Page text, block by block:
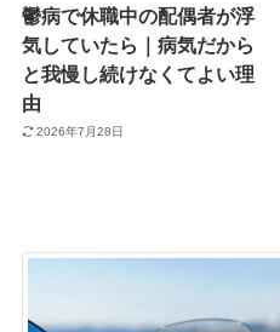
鬱病で休職中の配偶者が浮
気していたら｜病気だから
と我慢し続けなくてよい理
由
2026年7月28日